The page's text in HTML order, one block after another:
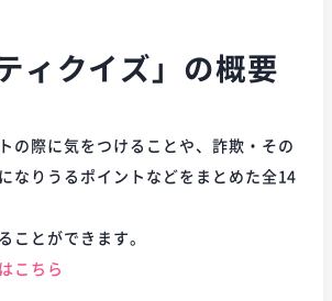
ィクイズ」の概要
の際に気をつけることや、詐欺・その
なりうるポイントなどをまとめた全14
ことができます。
こちら